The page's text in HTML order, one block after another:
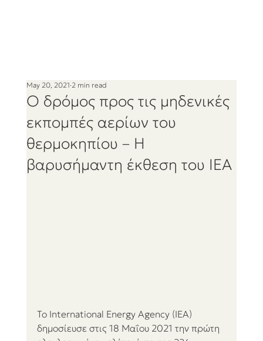
Ο δρόμος προς τις μηδενικές
εκπομπές αερίων του
θερμοκηπίου – Η
βαρυσήμαντη έκθεση του IEA
May 20, 2021 2 min read
Το International Energy Agency (IEA)
δημοσίευσε στις 18 Μαΐου 2021 την πρώτη